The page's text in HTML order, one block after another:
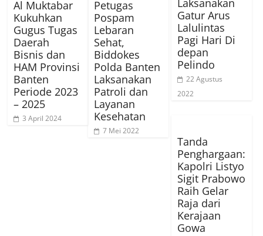
Al Muktabar
Kukuhkan
Gugus Tugas
Daerah
Bisnis dan
HAM Provinsi
Banten
Periode 2023
– 2025
3 April 2024
Petugas
Pospam
Lebaran
Sehat,
Biddokes
Polda Banten
Laksanakan
Patroli dan
Layanan
Kesehatan
7 Mei 2022
Laksanakan
Gatur Arus
Lalulintas
Pagi Hari Di
depan
Pelindo
22 Agustus
2022
Tanda
Penghargaan:
Kapolri Listyo
Sigit Prabowo
Raih Gelar
Raja dari
Kerajaan
Gowa